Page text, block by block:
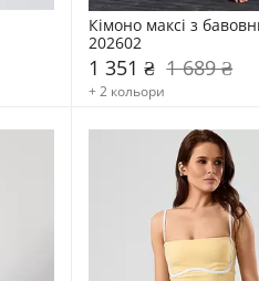
Кімоно максі з
202602
1 351 ₴ 1 689 ₴
+ 2 кольори